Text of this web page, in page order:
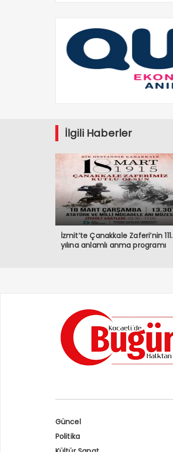
İlgili Haberler
İzmit’te Çanakkale Zaferi’nin 111.
yılına anlamlı anma programı
Güncel
Politika